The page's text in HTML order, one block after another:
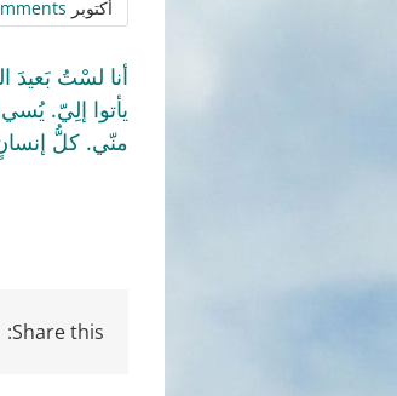
أكتوبر 30th, 2018
أنا لسْتُ بَعيدَ
يأتوا إلِيّ.
منّي. كلُّ إنسانٍ
Share this: